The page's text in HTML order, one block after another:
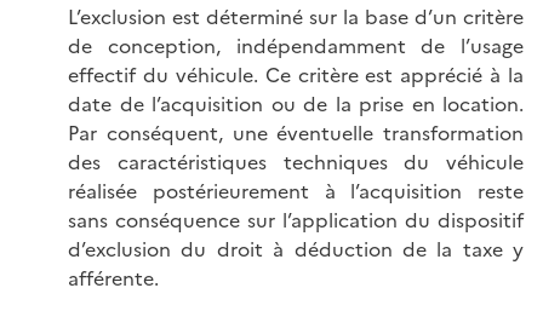
L’exclusion est déterminé sur la base d’un critère
de conception, indépendamment de l’usage
effectif du véhicule. Ce critère est apprécié à la
date de l’acquisition ou de la prise en location.
Par conséquent, une éventuelle transformation
des caractéristiques techniques du véhicule
réalisée postérieurement à l’acquisition reste
sans conséquence sur l’application du dispositif
d’exclusion du droit à déduction de la taxe y
afférente.